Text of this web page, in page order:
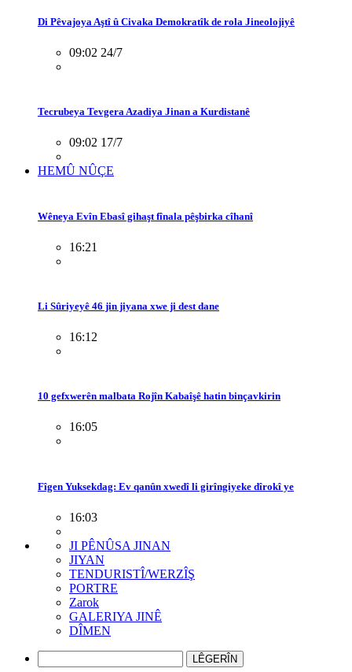
Di Pêvajoya Aştî û Civaka Demokratîk de rola Jineolojiyê
09:02 24/7
Tecrubeya Tevgera Azadiya Jinan a Kurdistanê
09:02 17/7
HEMÛ NÛÇE
Wêneya Evîn Ebasî gihaşt fînala pêşbirka cîhanî
16:21
Li Sûriyeyê 46 jin jiyana xwe ji dest dane
16:12
10 gefxwerên malbata Rojîn Kabaîşê hatin binçavkirin
16:05
Fîgen Yuksekdag: Ev qanûn xwedî li girîngiyeke dîrokî ye
16:03
JI PÊNÛSA JINAN
JIYAN
TENDURISTÎ/WERZÎŞ
PORTRE
Zarok
GALERIYA JINÊ
DÎMEN
LÊGERÎN